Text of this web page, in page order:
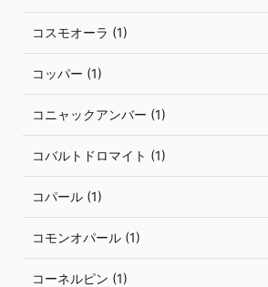
コスモオーラ (1)
コッパー (1)
コニャックアンバー (1)
コバルトドロマイト (1)
コパール (1)
コモンオパール (1)
コーネルピン (1)